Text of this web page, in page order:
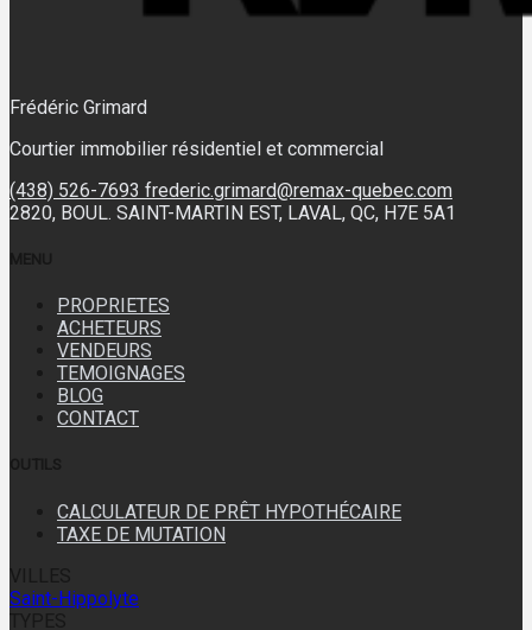
Frédéric Grimard
Courtier immobilier résidentiel et commercial
(438) 526-7693 frederic.grimard@remax-quebec.com
2820, BOUL. SAINT-MARTIN EST, LAVAL, QC, H7E 5A1
PROPRIETES
ACHETEURS
VENDEURS
TEMOIGNAGES
BLOG
CONTACT
CALCULATEUR DE PRÊT HYPOTHÉCAIRE
TAXE DE MUTATION
Saint-Hippolyte